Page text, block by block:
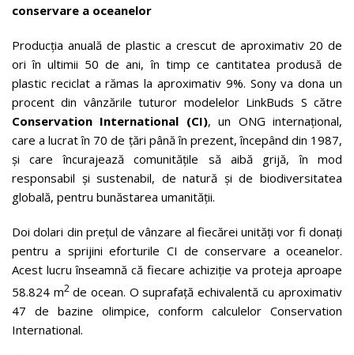
conservare a oceanelor
Producția anuală de plastic a crescut de aproximativ 20 de
ori în ultimii 50 de ani, în timp ce cantitatea produsă de
plastic reciclat a rămas la aproximativ 9%. Sony va dona un
procent din vânzările tuturor modelelor LinkBuds S către
Conservation International (CI), un ONG internațional,
care a lucrat în 70 de țări până în prezent, începând din 1987,
și care încurajează comunitățile să aibă grijă, în mod
responsabil și sustenabil, de natură și de biodiversitatea
globală, pentru bunăstarea umanității.
Doi dolari din prețul de vânzare al fiecărei unități vor fi donați
pentru a sprijini eforturile CI de conservare a oceanelor.
Acest lucru înseamnă că fiecare achiziție va proteja aproape
58.824 m2 de ocean. O suprafață echivalentă cu aproximativ
47 de bazine olimpice, conform calculelor Conservation
International.